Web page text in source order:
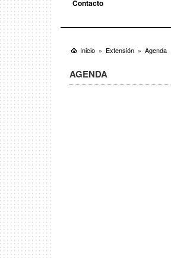
Contacto
Inicio Extensión Agenda
AGENDA